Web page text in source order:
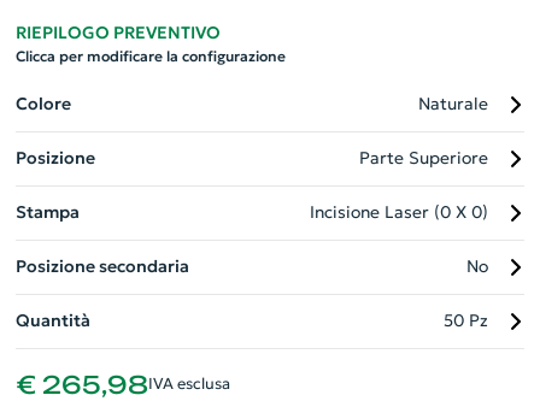
vaniglia. La candela è tenuta in un elegante contenitore di
offrendo un aspetto chic. Ogni candela è confezionata
attentamente in una scatola di cartoncino kraft, aggiungendo
un tocco di classe ed eleganza. Ideale per regali o per eventi
aziendali.
RIEPILOGO PREVENTIVO
Clicca per modificare la configurazione
Colore Naturale
Posizione Parte Superiore
Stampa Incisione Laser (0 X 0)
Posizione secondaria No
Quantità 50 Pz
€ 265,98IVA esclusa